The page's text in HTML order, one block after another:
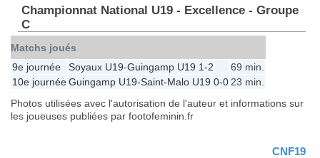
Championnat National U19 - Excellence - Groupe
C
Matchs joués
9e journée
Soyaux U19-Guingamp U19 1-2
69 min.
10e journéeGuingamp U19-Saint-Malo U19 0-0 23 min.
Photos utilisées avec l'autorisation de l'auteur et informations sur
les joueuses publiées par footofeminin.fr
CNF19